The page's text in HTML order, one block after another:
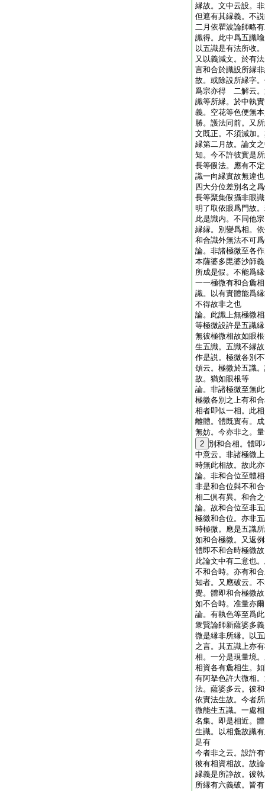
縁故。文中云設。
但遮有其縁義。不
二月依瞿波論師略
識得。此中爲五識
以五識是有法所收
又以義減文。於有
言和合於識設所縁
故。或除設所縁字
爲宗亦得 二解云。
識等所縁。於中執
義。空花等色便無
勝。護法同前。又
文既正。不須減加
縁第二月故。論文
知。今不許彼實是
長等假法。應有不
識一向縁實故無違
四大分位差別名之
長等聚集假攝非眼
明了取依眼爲門故
此是識内。不同他
縁縁。別變爲相。
和合識外無法不可
論。非諸極微至各
本薩婆多毘婆沙師
所成是假。不能爲
一一極微有和合麁
識。以有實體能爲
不得故非之也
論。此識上無極微
等極微設許是五識
無彼極微相故如眼
生五識。五識不縁
作是説。極微各別
頌云。極微於五識
故。猶如眼根等
論。非諸極微至無
極微各別之上有和
相者即似一相。此
離體。體既實有。
無妨。今亦非之。
2 別和合相。體
中意云。非諸極微
時無此相故。故此
論。非和合位至體
非是和合位與不和
相二倶有異。和合
論。故和合位至非
極微和合位。亦非
時極微。應是五識
如和合極微。又返
體即不和合時極微
此論文中有二意也
不和合時。亦有和
知者。又應破云。
覺。體即和合極微
如不合時。准量亦
論。有執色等至爲
衆賢論師新薩婆多
微是縁非所縁。以
之言。其五識上亦
相。一分是現量境
相資各有麁相生。
有阿拏色許大微相
法。薩婆多云。彼
依實法生故。今者
微能生五識。一處
名集。即是相近。
生識。以相麁故識
足有
今者非之云。設許
彼有相資相故。故
縁義是所諍故。彼
所縁有六義破。皆